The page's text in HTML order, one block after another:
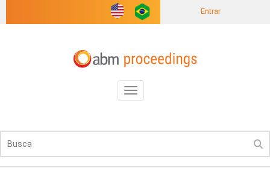
Entrar
Toggle
navigation